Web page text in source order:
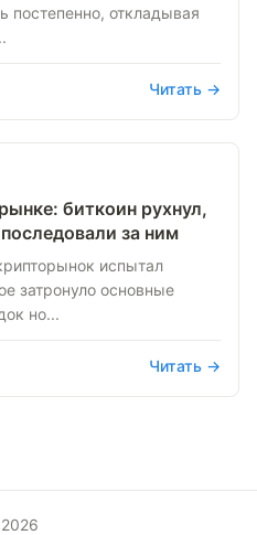
постепенно, откладывая
Читать →
биткоин рухнул,
за ним
испытал
затронуло основные
но...
Читать →